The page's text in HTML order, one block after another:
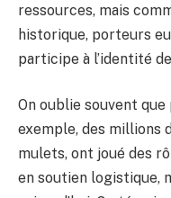
ressources, mais
historique, porteurs
participe à l’identité
On oublie souvent
exemple, des millions
mulets, ont joué des
en soutien logistique,